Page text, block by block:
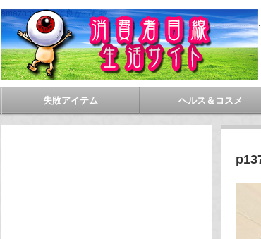
amazonで買って良かった物
失敗アイテム ヘルス＆コスメ